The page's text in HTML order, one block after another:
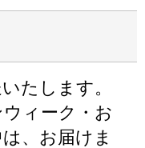
たします。
ィーク・お
、お届けま